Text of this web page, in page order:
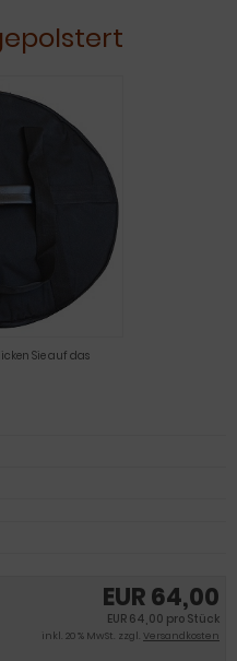
Sie auf das
EUR 64,00
EUR 64,00 pro Stück
inkl. 20 % MwSt. zzgl. Versandkosten